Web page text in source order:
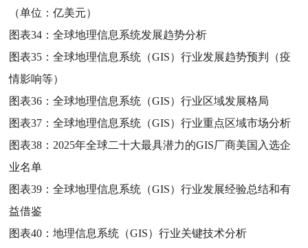
（单位：亿美元）
图表34：全球地理信息系统发展趋势分析
图表35：全球地理信息系统（GIS）行业发展趋势预判（疫
情影响等）
图表36：全球地理信息系统（GIS）行业区域发展格局
图表37：全球地理信息系统（GIS）行业重点区域市场分析
图表38： 2025年全球二十大最具潜力的GIS厂商美国入选企
业名单
图表39：全球地理信息系统（GIS）行业发展经验总结和有
益借鉴
图表40：地理信息系统（GIS）行业关键技术分析